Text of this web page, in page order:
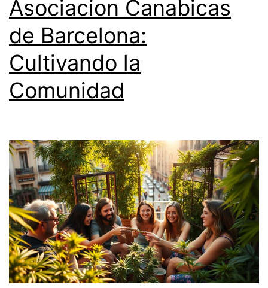
Asociacion Canabicas
de Barcelona:
Cultivando la
Comunidad